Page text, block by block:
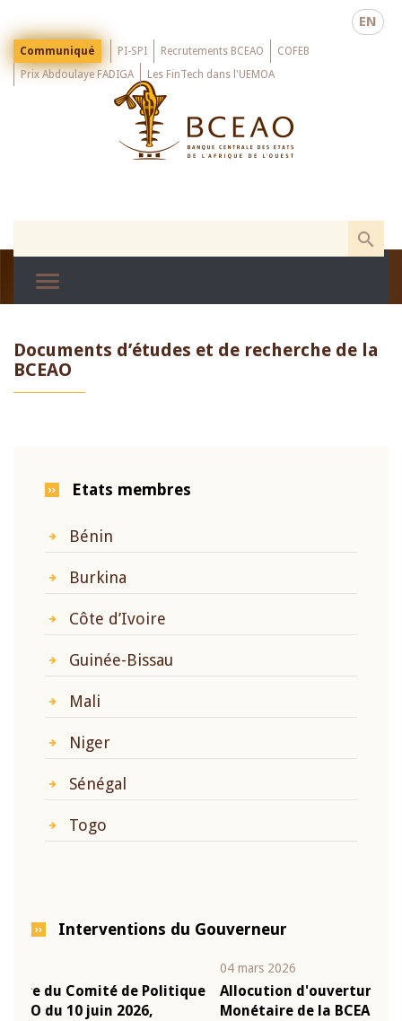
main
EN
Menu
Top
Communiqué PI-SPI Recrutements BCEAO
COFEB
Prix Abdoulaye FADIGA
Les FinTech dans l'UEMOA
Documents d’études et de recherche de la
BCEAO
Etats membres
Bénin
Burkina
Côte d’Ivoire
Guinée-Bissau
Mali
Niger
Sénégal
Togo
Interventions du Gouverneur
Allocution d'ouverture du Comité de Politique
Monétaire de la BCEAO du 4 mars 2026,